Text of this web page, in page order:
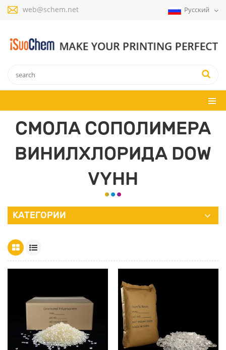
web@schem.net Русский
СМОЛА СОПОЛИМЕРА
ВИНИЛХЛОРИДА DOW
VYHH
КАТЕГОРИИ